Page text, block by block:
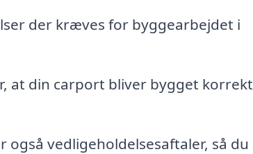
der kræves for byggearbejdet i
at din carport bliver bygget korrekt
vedligeholdelsesaftaler, så du